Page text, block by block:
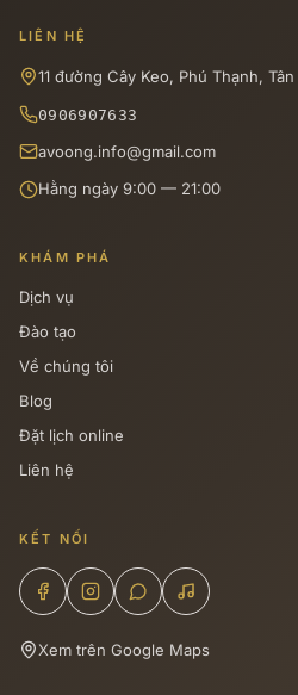
LIÊN HỆ
11 đường Cây Keo, Phú Thạnh,
0906907633
avoong.info@gmail.com
Hằng ngày 9:00 — 21:00
KHÁM PHÁ
Dịch vụ
Đào tạo
Về chúng tôi
Blog
Đặt lịch online
Liên hệ
KẾT NỐI
Xem trên Google Maps